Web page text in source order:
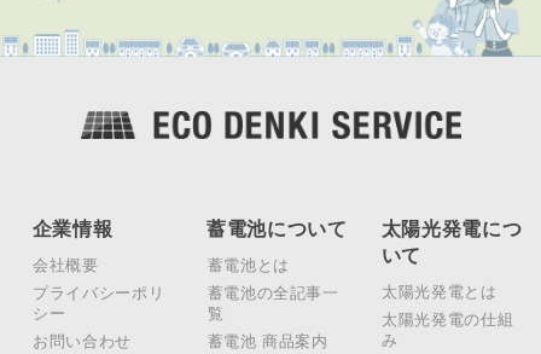
企業情報
会社概要
プライバシーポリ
シー
お問い合わせ
蓄電池について
蓄電池とは
蓄電池の全記事一
覧
蓄電池 商品案内
太陽光発電につ
いて
太陽光発電とは
太陽光発電の仕組
み